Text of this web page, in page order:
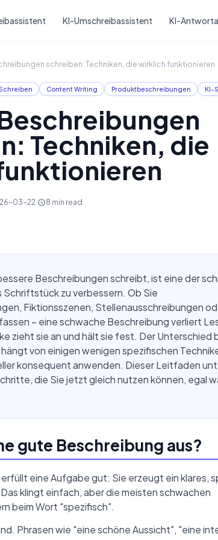
KI-Umschreibassistent KI-
schreiben: Techniken, die wirklich funktionieren
Content Writing Produktbeschreibungen KI-
Techniken, die
03-22· 8 min read
Beschreibungen schreibt, ist eine der
Schriftstück zu verbessern. Ob Sie
Fiktionsszenen, Stellenausschreibungen
– eine schwache Beschreibung verliert
zieht sie an und hält sie fest. Der Unterschied
von einigen wenigen spezifischen
konsequent anwenden. Dieser Leitfaden
die Sie jetzt gleich nutzen können, egal
gute Beschreibung aus?
erfüllt eine Aufgabe gut: Sie erzeugt ein klares,
klingt einfach, aber die meisten schwachen
beim Wort "spezifisch".
Phrasen wie "eine schöne Aussicht", "eine